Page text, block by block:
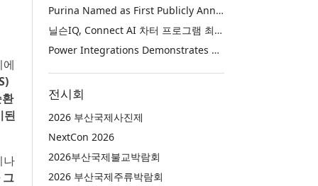
된
나
그
Purina Named as First Publicly Announced NIQ ConnectAI Charter Client
닐슨IQ, Connect AI 차터 프로그램 최초 고객사 ‘퓨리나’ 선정
Power Integrations Demonstrates World’s First 2200 V GaN Technology for Next-Era High-Voltage Power Systems
전시회
2026 부산국제사진제
NextCon 2026
2026부산국제불교박람회
2026 부산국제주류박람회